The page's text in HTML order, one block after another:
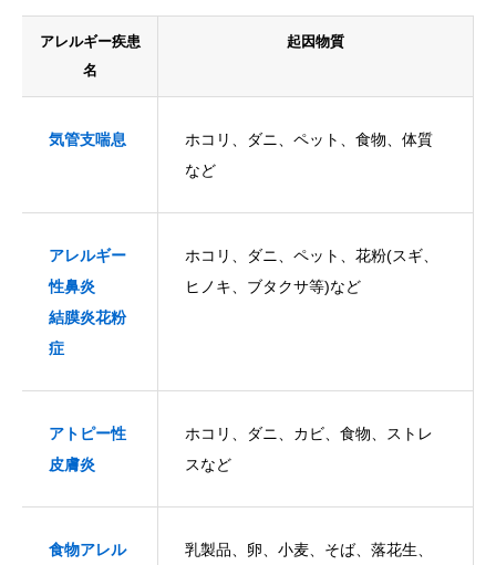
アレルギー疾患
名
起因物質
気管支喘息
ホコリ、ダニ、ペット、食物、体質
など
アレルギー
性鼻炎
結膜炎花粉
症
ホコリ、ダニ、ペット、花粉(スギ、
ヒノキ、ブタクサ等)など
アトピー性
皮膚炎
ホコリ、ダニ、カビ、食物、ストレ
スなど
食物アレル
乳製品、卵、小麦、そば、落花生、